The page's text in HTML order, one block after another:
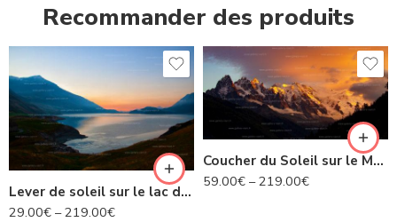
Recommander des produits
Lever de soleil sur le lac du Mont Cenis – Savoie N°452
29.00€ –219.00€
Coucher du Soleil sur le Mont Blanc
59.00€ –219.00€